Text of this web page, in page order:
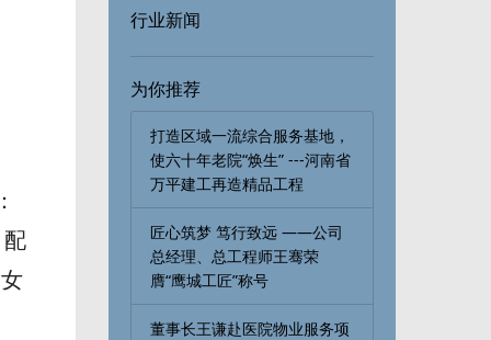
行业新闻
为你推荐
打造区域一流综合服务基地，
使六十年老院“焕生” ---河南省
万平建工再造精品工程
匠心筑梦 笃行致远 ——公司
总经理、总工程师王骞荣
膺“鹰城工匠”称号
董事长王谦赴医院物业服务项